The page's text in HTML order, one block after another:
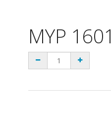
MYP 1601